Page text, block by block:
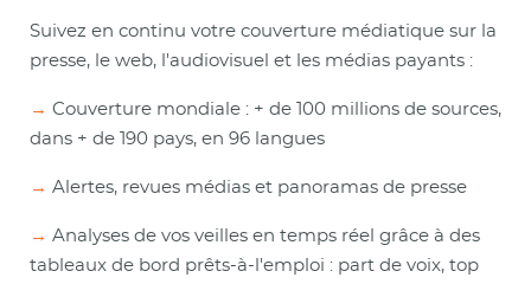
Suivez en continu votre couverture médiatique sur la
presse, le web, l'audiovisuel et les médias payants :
→ Couverture mondiale : + de 100 millions de sources,
dans + de 190 pays, en 96 langues
→ Alertes, revues médias et panoramas de presse
→ Analyses de vos veilles en temps réel grâce à des
tableaux de bord prêts-à-l'emploi : part de voix, top